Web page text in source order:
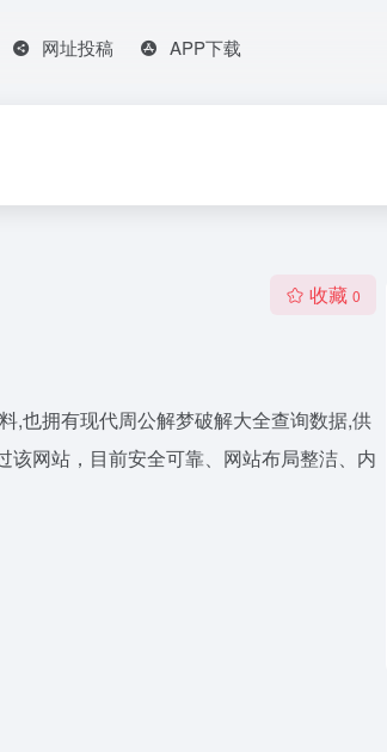
网址投稿 APP下载
收藏 0
,也拥有现代周公解梦破解大全查询数据,供
网站，目前安全可靠、网站布局整洁、内